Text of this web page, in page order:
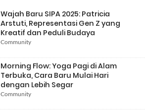
Wajah Baru SIPA 2025: Patricia
Arstuti, Representasi Gen Z yang
Kreatif dan Peduli Budaya
Community
Morning Flow: Yoga Pagi di Alam
Terbuka, Cara Baru Mulai Hari
dengan Lebih Segar
Community